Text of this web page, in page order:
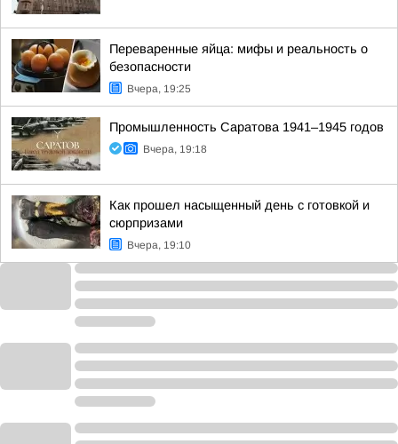
Переваренные яйца: мифы и реальность о
безопасности
Вчера, 19:25
Промышленность Саратова 1941–1945 годов
Вчера, 19:18
Как прошел насыщенный день с готовкой и
сюрпризами
Вчера, 19:10